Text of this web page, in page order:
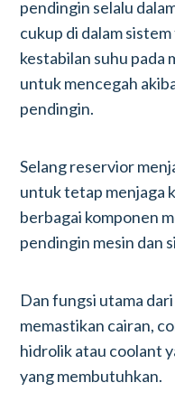
pendingin selalu
cukup di dalam
kestabilan suhu pada
untuk mencegah
pendingin.
Selang reservior
untuk tetap menjaga
berbagai komponen
pendingin mesin dan
Dan fungsi utama
memastikan cairan,
hidrolik atau coolant
yang membutuhkan.